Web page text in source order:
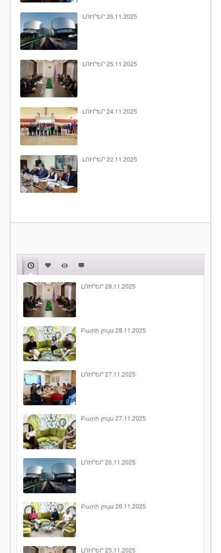
ԼՈՒՐԵՐ 26.11.2025
ԼՈՒՐԵՐ 25.11.2025
ԼՈՒՐԵՐ 24.11.2025
ԼՈՒՐԵՐ 22.11.2025
ԼՈՒՐԵՐ 28.11.2025
Բարի լույս 28.11.2025
ԼՈՒՐԵՐ 27.11.2025
Բարի լույս 27.11.2025
ԼՈՒՐԵՐ 26.11.2025
Բարի լույս 26.11.2025
ԼՈՒՐԵՐ 25.11.2025